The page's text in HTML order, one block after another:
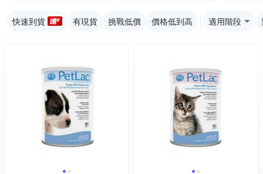
快速到貨 有現貨 挑戰低價 價格低到高 適用階段